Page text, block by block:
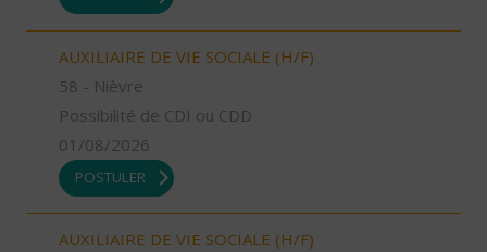
AUXILIAIRE DE VIE SOCIALE (H/F)
58 - Nièvre
Possibilité de CDI ou CDD
01/08/2026
POSTULER
AUXILIAIRE DE VIE SOCIALE (H/F)